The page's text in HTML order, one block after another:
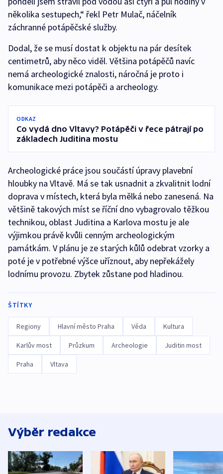
několika sestupech,“ řekl Petr Mulač, náčelník
záchranné potápěčské služby.
Dodal, že se musí dostat k objektu na pár desítek
centimetrů, aby něco viděl. Většina potápěčů navíc
nemá archeologické znalosti, náročná je proto i
komunikace mezi potápěči a archeology.
ODKAZ
Co vydá dno Vltavy? Potápěči v řece pátrají po
základech Juditina mostu
Archeologické práce jsou součástí úpravy plavební
hloubky na Vltavě. Má se tak usnadnit a zkvalitnit lodní
doprava v místech, která byla mělká nebo zanesená. Na
většině takových míst se říční dno vybagrovalo těžkou
technikou, oblast Juditina a Karlova mostu je ale
výjimkou právě kvůli cenným archeologickým
památkám. V plánu je ze starých kůlů odebrat vzorky a
poté je v potřebné výšce uříznout, aby nepřekážely
lodnímu provozu. Zbytek zůstane pod hladinou.
ŠTÍTKY
Regiony Hlavní město Praha Věda Kultura
Karlův most Průzkum Archeologie Juditin most
Praha Vltava
Výběr redakce